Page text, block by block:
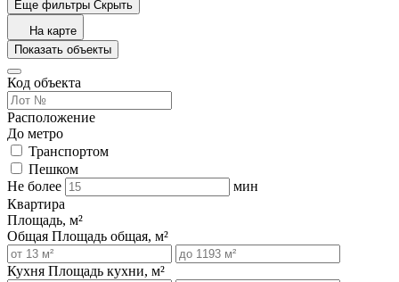
Еще фильтры Скрыть
На карте
Показать объекты
Код объекта
Расположение
До метро
Транспортом
Пешком
Не более
мин
Квартира
Площадь, м²
Общая Площадь общая, м²
Кухня Площадь кухни, м²